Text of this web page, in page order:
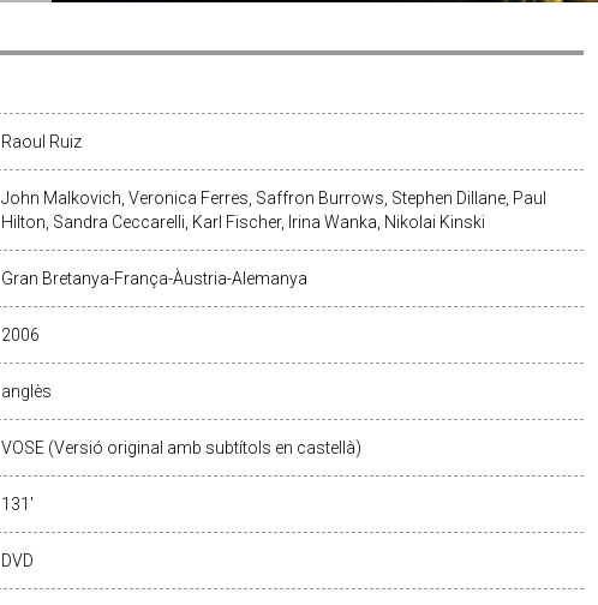
Raoul Ruiz
John Malkovich, Veronica Ferres, Saffron Burrows, Stephen Dillane, Paul
Hilton, Sandra Ceccarelli, Karl Fischer, Irina Wanka, Nikolai Kinski
Gran Bretanya-França-Àustria-Alemanya
2006
anglès
VOSE (Versió original amb subtítols en castellà)
131'
DVD